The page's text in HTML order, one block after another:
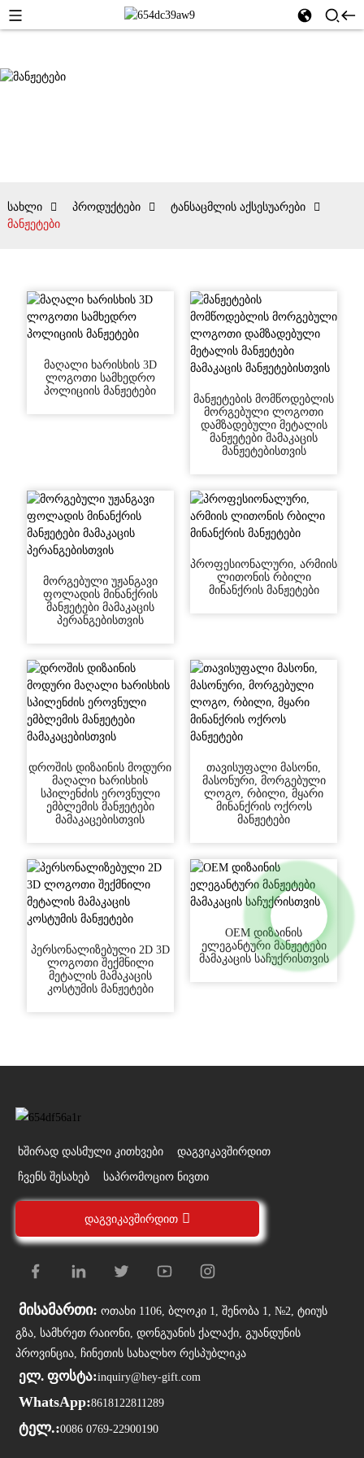
სახლი პროდუქტები
ტანსაცმლის აქსესუარები
მანჟეტები
მაღალი ხარისხის 3D
ლოგოთი სამხედრო
პოლიციის მანჟეტები
მანჟეტების მომწოდებლის
მორგებული ლოგოთი
დამზადებული მეტალის
მანჟეტები მამაკაცის
მანჟეტებისთვის
მორგებული უჟანგავი
ფოლადის მინანქრის
მანჟეტები მამაკაცის
პერანგებისთვის
პროფესიონალური, არმიის
ლითონის რბილი
მინანქრის მანჟეტები
დროშის დიზაინის მოდური
მაღალი ხარისხის
სპილენძის ეროვნული
ემბლემის მანჟეტები
მამაკაცებისთვის
თავისუფალი მასონი,
მასონური, მორგებული
ლოგო, რბილი, მყარი
მინანქრის ოქროს
მანჟეტები
პერსონალიზებული 2D 3D
ლოგოთი შექმნილი
მეტალის მამაკაცის
კოსტუმის მანჟეტები
OEM დიზაინის
ელეგანტური მანჟეტები
მამაკაცის საჩუქრისთვის
ᲮᲨᲘᲠᲐᲓ ᲓᲐᲡᲛᲣᲚᲘ ᲙᲘᲗᲮᲕᲔᲑᲘ ᲓᲐᲒᲕᲘᲙᲐᲕᲨᲘᲠᲓᲘᲗ
ᲩᲕᲔᲜᲡ ᲨᲔᲡᲐᲮᲔᲑ ᲡᲐᲞᲠᲝᲛᲝᲪᲘᲝ ᲜᲘᲕᲗᲘ
ᲓᲐᲒᲕᲘᲙᲐᲕᲨᲘᲠᲓᲘᲗ
მისამართი: ოთახი 1106, ბლოკი 1, შენობა 1, №2, ტიიუს
გზა, სამხრეთ რაიონი, დონგუანის ქალაქი, გუანდუნის
პროვინცია, ჩინეთის სახალხო რესპუბლიკა
ელ. ფოსტა:inquiry@hey-gift.com
WhatsApp:8618122811289
ტელ.:0086 0769-22900190